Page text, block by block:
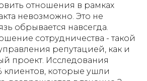
отношения в рамках
невозможно. Это не
обрывается навсегда.
сотрудничества - такой
репутацией, как и
проект. Исследования
клиентов, которые ушли